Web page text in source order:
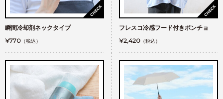
瞬間冷却剤ネックタイプ
¥770 （税込）
フレスコ冷感フード付きポンチョ
¥2,420 （税込）